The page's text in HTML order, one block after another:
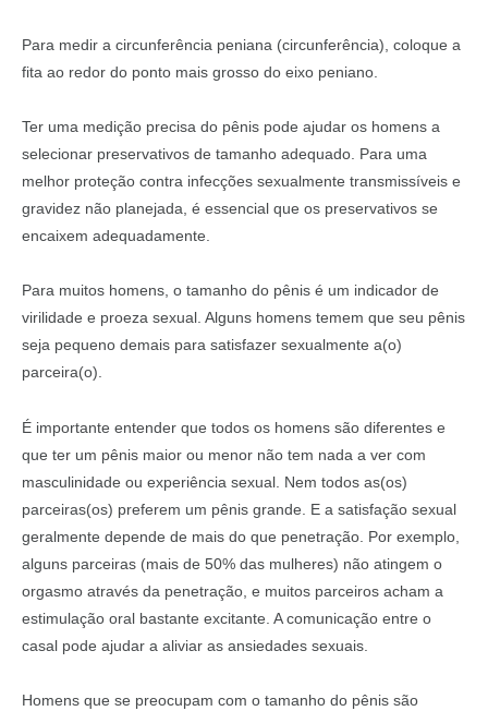
Para medir a circunferência peniana (circunferência), coloque a
fita ao redor do ponto mais grosso do eixo peniano.
Ter uma medição precisa do pênis pode ajudar os homens a
selecionar preservativos de tamanho adequado. Para uma
melhor proteção contra infecções sexualmente transmissíveis e
gravidez não planejada, é essencial que os preservativos se
encaixem adequadamente.
Para muitos homens, o tamanho do pênis é um indicador de
virilidade e proeza sexual. Alguns homens temem que seu pênis
seja pequeno demais para satisfazer sexualmente a(o)
parceira(o).
É importante entender que todos os homens são diferentes e
que ter um pênis maior ou menor não tem nada a ver com
masculinidade ou experiência sexual. Nem todos as(os)
parceiras(os) preferem um pênis grande. E a satisfação sexual
geralmente depende de mais do que penetração. Por exemplo,
alguns parceiras (mais de 50% das mulheres) não atingem o
orgasmo através da penetração, e muitos parceiros acham a
estimulação oral bastante excitante. A comunicação entre o
casal pode ajudar a aliviar as ansiedades sexuais.
Homens que se preocupam com o tamanho do pênis são